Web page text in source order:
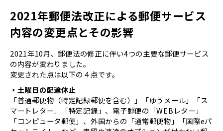
2021年郵便法改正による郵便サービス
内容の変更点とその影響
2021年10月、郵便法の修正に伴い4つの主要な郵便サービス
の内容が変わりました。
変更された点は以下の４点です。
・土曜日の配達休止
「普通郵便物（特定記録郵便を含む）」「ゆうメール」「ス
マートレター」「特定記録」、電子郵便の「WEBレター」
「コンピュータ郵便」、外国からの「通常郵便物」「国際eパ